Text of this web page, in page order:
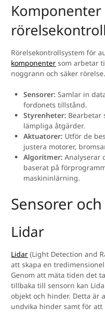
Komponenter
Rörelsekontrollsystem för
komponenter som arbetar
noggrann och säker rörelse.
Sensorer: Samlar in
fordonets tillstånd.
Styrenheter: Bearbetar
lämpliga åtgärder.
Aktuatorer: Utför de
justera motorer,
Algoritmer: Analyserar
baserat på
maskininlärning.
Sensorer
Lidar
Lidar (Light Detection and
att skapa en
Genom att mäta tiden det
tillbaka till sensorn kan
objekt och hinder. Detta är
undvika hinder samt för att